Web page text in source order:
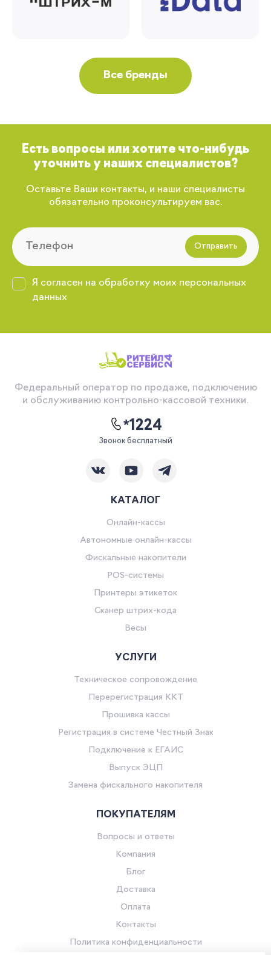
Все бренды
Есть вопросы или хотите что-нибудь
уточнить у наших специалистов?
Оставьте Ваши контакты, и наши специалисты
обязательно проконсультируем вас.
Отправить
Я согласен на обработку моих персональных
данных
Федеральный оператор по продаже, подключению
и обслуживанию контрольно-кассовой техники.
*1224
Звонок бесплатный
КАТАЛОГ
Онлайн-кассы
Автономные онлайн-кассы
Фискальные накопители
POS-системы
Принтеры этикеток
Сканер штрих-кода
Весы
УСЛУГИ
Техническое сопровождение
Перерегистрация ККТ
Прошивка кассы
Регистрация в системе Честный Знак
Подключение к ЕГАИС
Выпуск ЭЦП
Замена фискального накопителя
ПОКУПАТЕЛЯМ
Вопросы и ответы
Компания
Блог
Доставка
Оплата
Контакты
Политика конфиденциальности